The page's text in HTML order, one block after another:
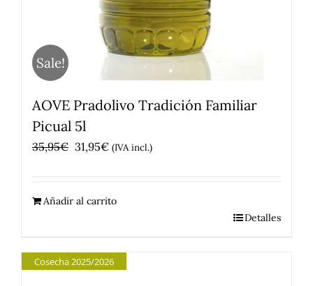
Sale!
AOVE Pradolivo Tradición Familiar
Picual 5l
35,95€ El
era:
31,95€El
es:
(IVA incl.)
Añadir al carrito
Detalles
Cosecha 2025/2026